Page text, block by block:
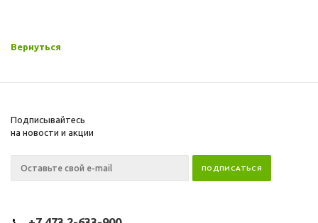
Вернуться
Подписывайтесь
на новости и акции